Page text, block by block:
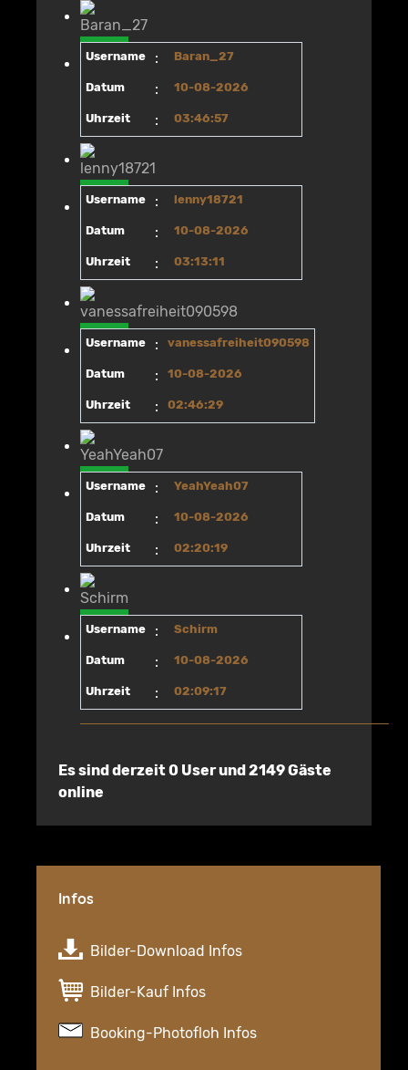
Username : Baran_27
Datum : 10-08-2026
Uhrzeit : 03:46:57
Username : lenny18721
Datum : 10-08-2026
Uhrzeit : 03:13:11
Username : vanessafreiheit090598
Datum : 10-08-2026
Uhrzeit : 02:46:29
Username : YeahYeah07
Datum : 10-08-2026
Uhrzeit : 02:20:19
Username : Schirm
Datum : 10-08-2026
Uhrzeit : 02:09:17
Es sind derzeit 0 User und 2149 Gäste
online
Infos
Bilder-Download Infos
Bilder-Kauf Infos
Booking-Photofloh Infos